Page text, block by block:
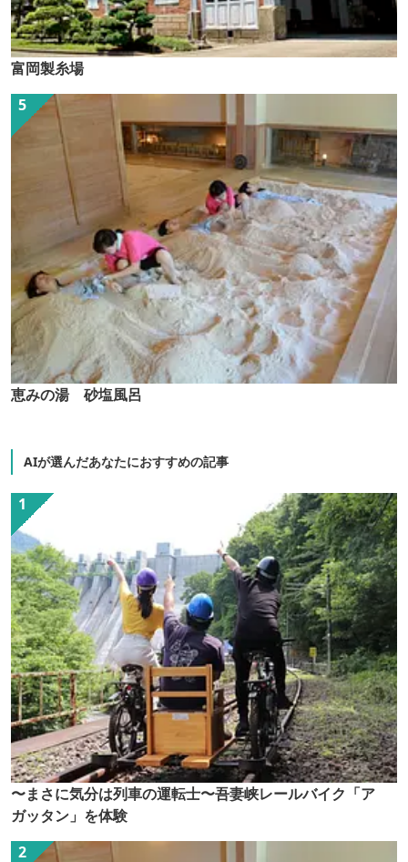
富岡製糸場
恵みの湯 砂塩風呂
AIが選んだあなたにおすすめの記事
〜まさに気分は列車の運転士〜吾妻峡レールバイク「ア
ガッタン」を体験